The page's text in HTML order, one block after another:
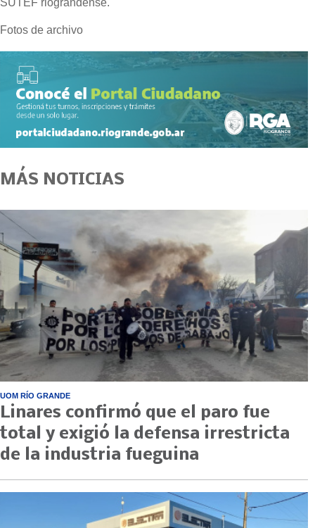
SUTEF riograndense.
Fotos de archivo
MÁS NOTICIAS
UOM RÍO GRANDE
Linares confirmó que el paro fue
total y exigió la defensa irrestricta
de la industria fueguina